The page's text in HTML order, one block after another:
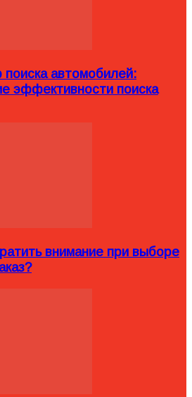
поиска автомобилей:
эффективности поиска
внимание при выборе